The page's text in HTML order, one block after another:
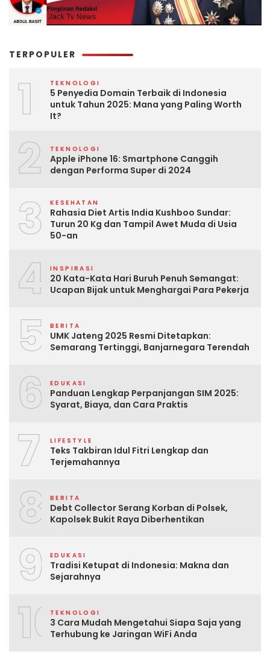
TERPOPULER
1 TEKNOLOGI
5 Penyedia Domain Terbaik di Indonesia
untuk Tahun 2025: Mana yang Paling Worth
It?
2 TEKNOLOGI
Apple iPhone 16: Smartphone Canggih
dengan Performa Super di 2024
3 KESEHATAN
Rahasia Diet Artis India Kushboo Sundar:
Turun 20 Kg dan Tampil Awet Muda di Usia
50-an
4 INSPIRASI
20 Kata-Kata Hari Buruh Penuh Semangat:
Ucapan Bijak untuk Menghargai Para Pekerja
5 BERITA
UMK Jateng 2025 Resmi Ditetapkan:
Semarang Tertinggi, Banjarnegara Terendah
6 EDUKASI
Panduan Lengkap Perpanjangan SIM 2025:
Syarat, Biaya, dan Cara Praktis
7 LIFESTYLE
Teks Takbiran Idul Fitri Lengkap dan
Terjemahannya
8 BERITA
Debt Collector Serang Korban di Polsek,
Kapolsek Bukit Raya Diberhentikan
9 EDUKASI
Tradisi Ketupat di Indonesia: Makna dan
Sejarahnya
10TEKNOLOGI
3 Cara Mudah Mengetahui Siapa Saja yang
Terhubung ke Jaringan WiFi Anda